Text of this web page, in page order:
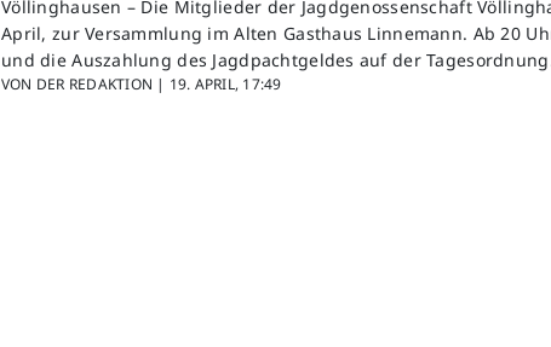
Völlinghausen – Die Mitglieder der Jagdgenossenschaft
April, zur Versammlung im Alten Gasthaus Linnemann. Ab 20
und die Auszahlung des Jagdpachtgeldes auf der
VON DER REDAKTION | 19. APRIL, 17:49